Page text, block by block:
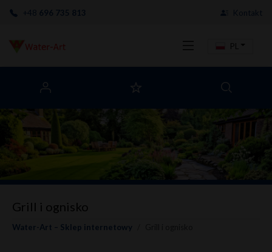
+48 696 735 813 Kontakt
PL
Grill i ognisko
Water-Art – Sklep internetowy